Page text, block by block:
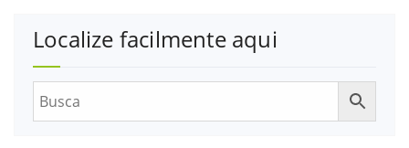
Localize facilmente aqui